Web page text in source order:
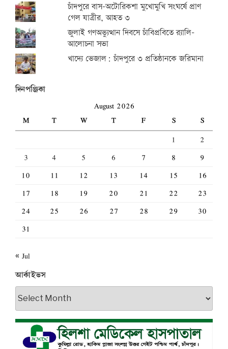
চাঁদপুরে বাস-অটোরিকশা মুখোমুখি সংঘর্ষে প্রাণ
গেল যাত্রীর, আহত ৩
জুলাই গণঅভ্যুত্থান দিবসে চাঁবিপ্রবিতে র‍্যালি-
আলোচনা সভা
খাদ্যে ভেজাল: চাঁদপুরে ৩ প্রতিষ্ঠানকে জরিমানা
দিনপঞ্জিকা
August 2026
M
T W T F S
S
1
2
3
4 5 6 7 8
9
10
11 12 13 14 15
16
17
18 19 20 21 22
23
24
25 26 27 28 29
30
31
« Jul
আর্কাইভস
আর্কাইভস